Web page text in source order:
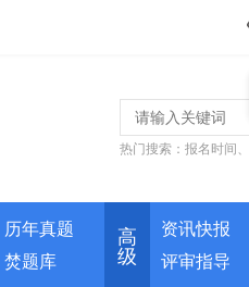
热门搜索： 报名时间 、
历年真题
焚题库
高
级
资讯快报
评审指导